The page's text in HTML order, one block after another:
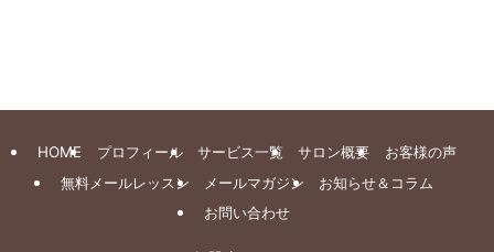
HOME プロフィール サービス一覧 サロン概要
お客様の声
無料メールレッスン
メールマガジン
お知らせ＆コラム
お問い合わせ